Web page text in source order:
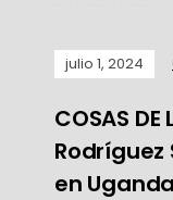
julio 1, 2024
COSAS
Rodríguez
en